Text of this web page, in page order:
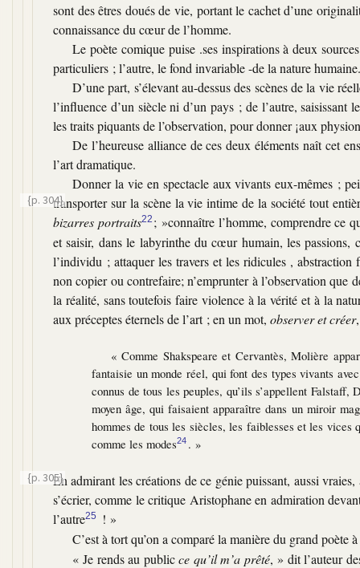
sont des êtres doués de vie, portant le cachet d’une
connaissance du cœur de l’homme.
Le poète comique puise .ses inspirations à deux
particuliers ; l’autre, le fond invariable -de la nature humaine.
D’une part, s’élevant au-dessus des scènes de la vie
l’influence d’un siècle ni d’un pays ; de l’autre,
les traits piquants de l’observation, pour donner ¡aux
De l’heureuse alliance de ces deux éléments naît cet
l’art dramatique.
Donner la vie en spectacle aux vivants eux-mêmes ;
transporter sur la scène la vie intime de
{p. 304}
la société tout
bizarres portraits22 ; »connaître l’homme, comprendre ce
et saisir, dans le labyrinthe du cœur humain, les passions,
l’individu ; attaquer les travers et les ridicules , abstraction
non copier ou contrefaire; n’emprunter à l’observation que
la réalité, sans toutefois faire violence à la vérité et à la
aux préceptes éternels de l’art ; en un mot, observer et créer
« Comme Shakspeare et Cervantès, Molière
fantaisie un monde réel, qui font des types vivants
connus de tous les peuples, qu’ils s’appellent
moyen âge, qui faisaient apparaître dans un miroir
hommes de tous les siècles, les faiblesses et les
comme les modes24 . »
{p. 305}En admirant les créations de ce génie puissant, aussi
s’écrier, comme le critique Aristophane en admiration
l’autre25
! »
C’est à tort qu’on a comparé la manière du grand poète
« Je rends au publicce qu’il m’a prêté, » dit l’auteur